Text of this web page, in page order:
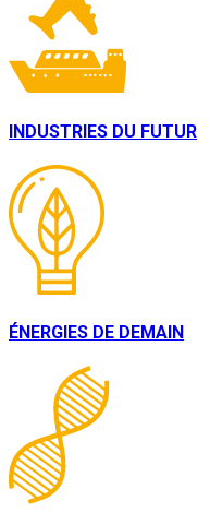
INDUSTRIES DU FUTUR
ÉNERGIES DE DEMAIN